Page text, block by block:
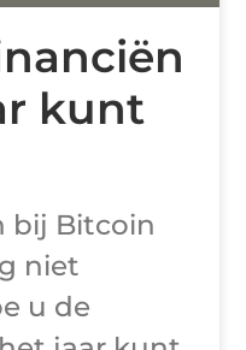
kunt
bij Bitcoin
niet
u de